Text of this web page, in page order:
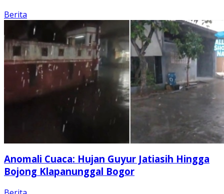
Berita
Anomali Cuaca: Hujan Guyur Jatiasih Hingga
Bojong Klapanunggal Bogor